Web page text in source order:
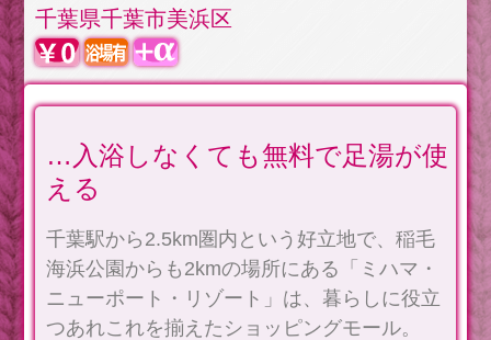
千葉県千葉市美浜区
…入浴しなくても無料で足湯が使
える
千葉駅から2.5km圏内という好立地で、稲毛
海浜公園からも2kmの場所にある「ミハマ・
ニューポート・リゾート」は、暮らしに役立
つあれこれを揃えたショッピングモール。